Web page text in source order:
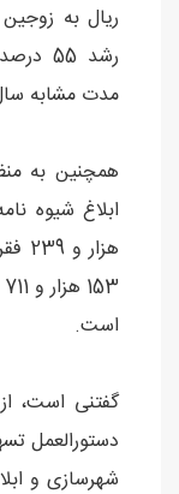
ریال به
رشد
مدت مشابه
همچنین به
است.
دستورالعمل